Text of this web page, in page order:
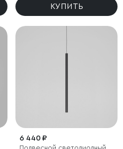
КУПИТЬ
6 440 ₽